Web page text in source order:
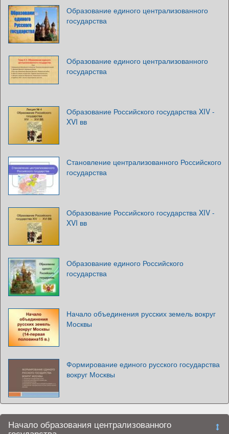
Образование единого централизованного
государства
Образование единого централизованного
государства
Образование Российского государства XIV -
XVI вв
Становление централизованного Российского
государства
Образование Российского государства XIV -
XVI вв
Образование единого Российского
государства
Начало объединения русских земель вокруг
Москвы
Формирование единого русского государства
вокруг Москвы
Начало образования централизованного